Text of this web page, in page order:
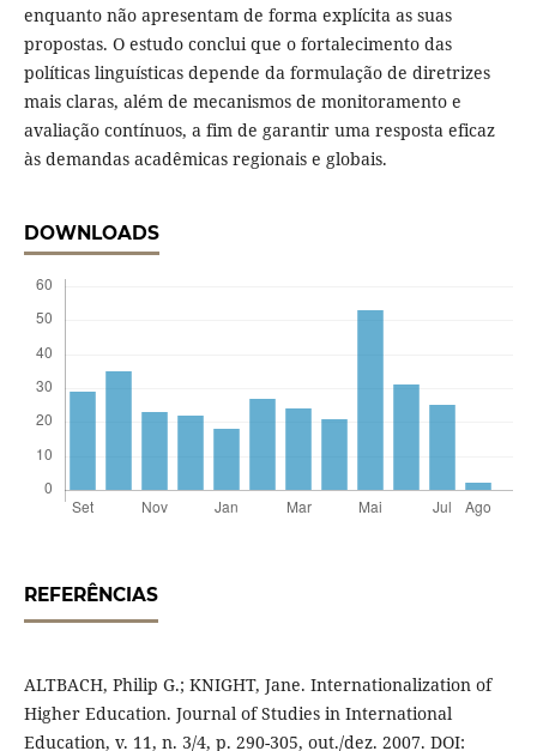
enquanto não apresentam de forma explícita as suas
propostas. O estudo conclui que o fortalecimento das
políticas linguísticas depende da formulação de diretrizes
mais claras, além de mecanismos de monitoramento e
avaliação contínuos, a fim de garantir uma resposta eficaz
às demandas acadêmicas regionais e globais.
DOWNLOADS
REFERÊNCIAS
ALTBACH, Philip G.; KNIGHT, Jane. Internationalization of
Higher Education. Journal of Studies in International
Education, v. 11, n. 3/4, p. 290-305, out./dez. 2007. DOI: